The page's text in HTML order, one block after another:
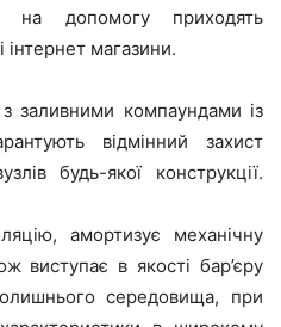
на допомогу приходять
інтернет магазини.
заливними компаундами із
відмінний захист
будь-якої конструкції.
амортизує механічну
виступає в якості бар’єру
середовища, при